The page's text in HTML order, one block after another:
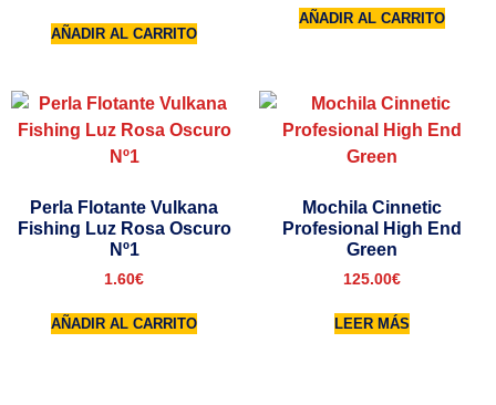
AÑADIR AL CARRITO
AÑADIR AL CARRITO
Perla Flotante Vulkana
Fishing Luz Rosa Oscuro
Nº1
1.60€
AÑADIR AL CARRITO
Mochila Cinnetic
Profesional High End
Green
125.00€
LEER MÁS